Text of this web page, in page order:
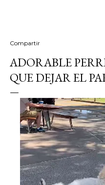
Compartir
ADORABLE
QUE DEJAR EL